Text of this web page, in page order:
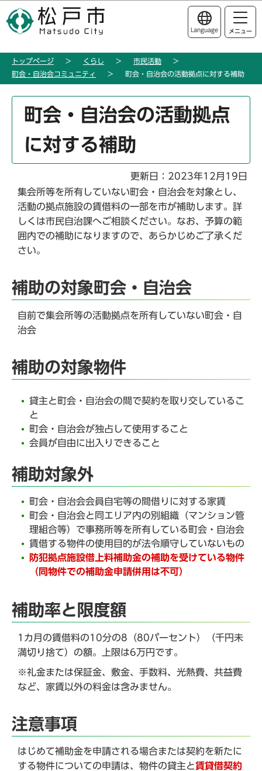
の
ー
このページの本文へ移動
Language メニュー
トップページ くらし
市民活動
町会・自治会コミュニティ
町会・自治会の活動拠点に対する補助
か
町会・自治会の活動拠点
に対する補助
更新日：2023年12月19日
集会所等を所有していない町会・自治会を対象とし、
活動の拠点施設の賃借料の一部を市が補助します。詳
しくは市民自治課へご相談ください。なお、予算の範
囲内での補助になりますので、あらかじめご了承くだ
さい。
補助の対象町会・自治会
自前で集会所等の活動拠点を所有していない町会・自
治会
補助の対象物件
貸主と町会・自治会の間で契約を取り交しているこ
と
町会・自治会が独占して使用すること
会員が自由に出入りできること
補助対象外
町会・自治会会員自宅等の間借りに対する家賃
町会・自治会と同エリア内の別組織（マンション管
理組合等）で事務所等を所有している町会・自治会
賃借する物件の使用目的が法令順守していないもの
防犯拠点施設借上料補助金の補助を受けている物件
（同物件での補助金申請併用は不可）
補助率と限度額
1カ月の賃借料の10分の8（80パーセント）（千円未
満切り捨て）の額。上限は6万円です。
※礼金または保証金、敷金、手数料、光熱費、共益費
など、家賃以外の料金は含みません。
注意事項
はじめて補助金を申請される場合または契約を新たに
する物件についての申請は、物件の貸主と賃貸借契約